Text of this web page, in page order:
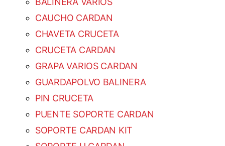
CAUCHO CARDAN
CHAVETA CRUCETA
CRUCETA CARDAN
GRAPA VARIOS CARDAN
GUARDAPOLVO BALINERA
PIN CRUCETA
PUENTE SOPORTE CARDAN
SOPORTE CARDAN KIT